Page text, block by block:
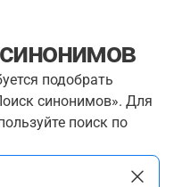
подобрать
синонимов». Для
поиск по